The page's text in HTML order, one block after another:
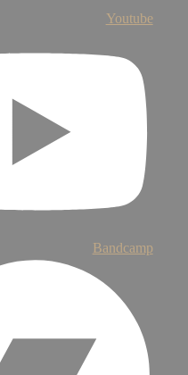
Youtube
Bandcamp